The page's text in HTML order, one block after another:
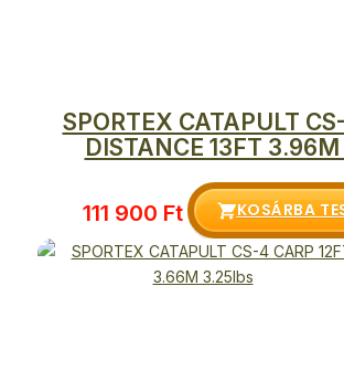
SPORTEX CATAPULT
DISTANCE 13FT
111 900 Ft KOSÁRBA